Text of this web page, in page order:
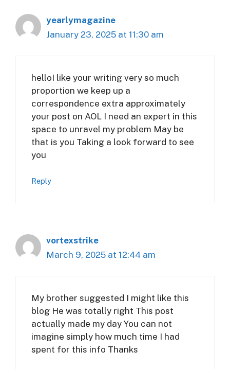
yearlymagazine
January 23, 2025 at 11:30 am
helloI like your writing very so much
proportion we keep up a
correspondence extra approximately
your post on AOL I need an expert in this
space to unravel my problem May be
that is you Taking a look forward to see
you
Reply
vortexstrike
March 9, 2025 at 12:44 am
My brother suggested I might like this
blog He was totally right This post
actually made my day You can not
imagine simply how much time I had
spent for this info Thanks